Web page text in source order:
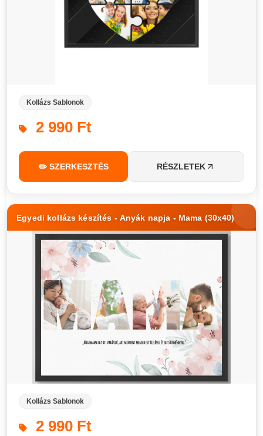
Kollázs Sablonok
2 990 Ft
✏️ SZERKESZTÉS RÉSZLETEK
Egyedi kollázs készítés - Anyák napja - Mama (30x40)
Kollázs Sablonok
2 990 Ft